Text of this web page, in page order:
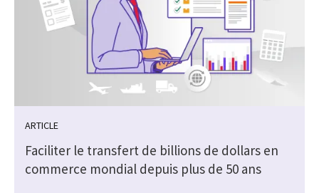
ARTICLE
Faciliter le transfert de billions de dollars en
commerce mondial depuis plus de 50 ans